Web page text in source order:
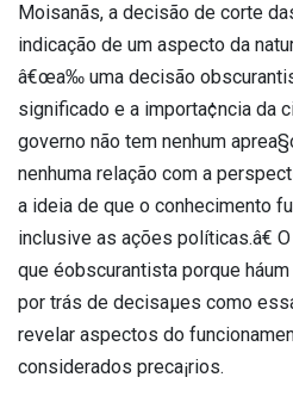
Moisanãs, a decisão de corte
indicação de um aspecto da
â€œa‰ uma decisão
significado e a importa¢ncia da
governo não tem nenhum
nenhuma relação com a
a ideia de que o conhecimento
inclusive as ações políticas.â€
que éobscurantista porque
por trás de decisaµes como
revelar aspectos do
considerados preca¡rios.